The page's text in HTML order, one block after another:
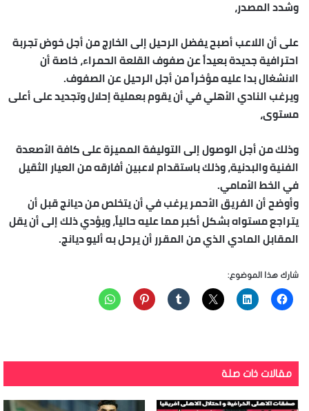
وشدد المصدر،
على أن اللاعب أصبح يفضل الرحيل إلى الخارج من أجل خوض تجربة
احترافية جديدة بعيداً عن صفوف القلعة الحمراء، خاصة أن
الانشغال بدا عليه مؤخراً من أجل الرحيل عن الصفوف.
ويرغب النادي الأهلي في أن يقوم بعملية إحلال وتجديد على أعلى
مستوى،
وذلك من أجل الوصول إلى التوليفة المميزة على كافة الأصعدة
الفنية والبدنية، وذلك باستقدام لاعبين أفارقه من العيار الثقيل
في الخط الأمامي.
وأوضح أن الفريق الأحمر يرغب في أن يتخلص من ديانج قبل أن
يتراجع مستواه بشكل أكبر مما عليه حالياً، ويؤدي ذلك إلى أن يقل
المقابل المادي الذي من المقرر أن يرحل به أليو ديانج.
شارك هذا الموضوع:
مقالات ذات صلة